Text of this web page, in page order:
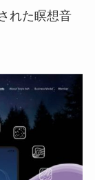
れた瞑想音